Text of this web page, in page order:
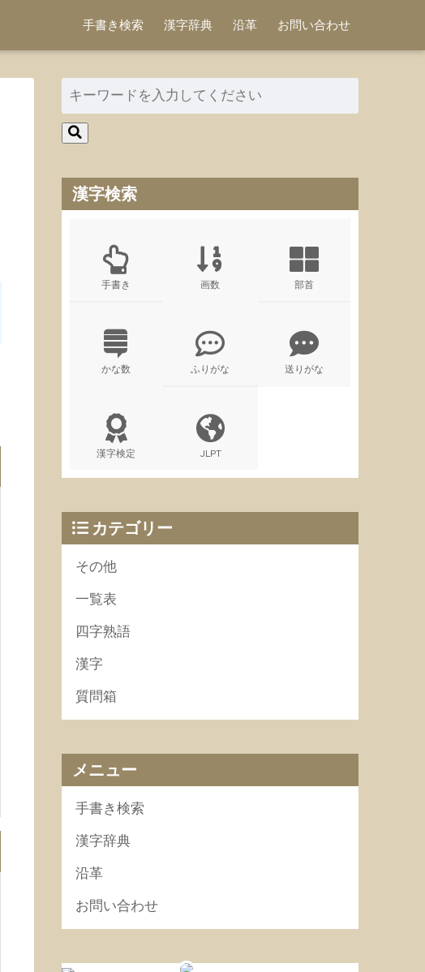
手書き検索 漢字辞典 沿革 お問い合わせ
漢字検索
手書き 画数 部首
かな数 ふりがな 送りがな
漢字検定 JLPT
カテゴリー
その他
一覧表
四字熟語
漢字
質問箱
メニュー
手書き検索
漢字辞典
沿革
お問い合わせ